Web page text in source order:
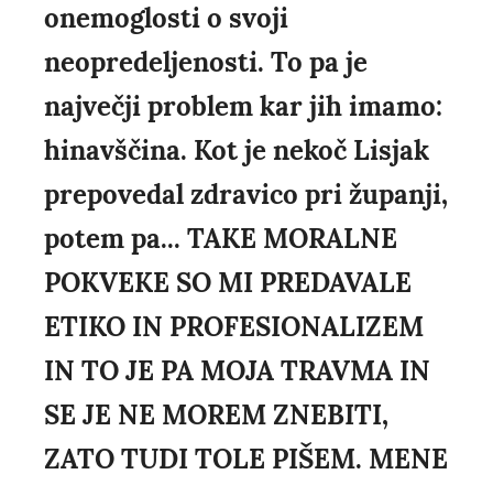
onemoglosti o svoji
neopredeljenosti. To pa je
največji problem kar jih imamo:
hinavščina. Kot je nekoč Lisjak
prepovedal zdravico pri županji,
potem pa... TAKE MORALNE
POKVEKE SO MI PREDAVALE
ETIKO IN PROFESIONALIZEM
IN TO JE PA MOJA TRAVMA IN
SE JE NE MOREM ZNEBITI,
ZATO TUDI TOLE PIŠEM. MENE